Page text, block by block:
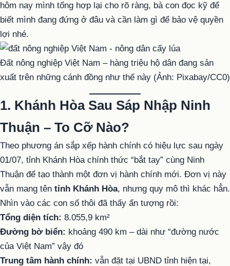
hôm nay mình tổng hợp lại cho rõ ràng, bà con đọc kỹ để
biết mình đang đứng ở đâu và cần làm gì để bảo vệ quyền
lợi nhé.
Đất nông nghiệp Việt Nam – hàng triệu hộ dân đang sản
xuất trên những cánh đồng như thế này (Ảnh: Pixabay/CC0)
1. Khánh Hòa Sau Sáp Nhập Ninh
Thuận – To Cỡ Nào?
Theo phương án sắp xếp hành chính có hiệu lực sau ngày
01/07, tỉnh Khánh Hòa chính thức “bắt tay” cùng Ninh
Thuận để tạo thành một đơn vị hành chính mới. Đơn vị này
vẫn mang tên tỉnh Khánh Hòa, nhưng quy mô thì khác hẳn.
Nhìn vào các con số thôi đã thấy ấn tượng rồi:
Tổng diện tích: 8.055,9 km²
Đường bờ biển: khoảng 490 km – dài như “đường nước
của Việt Nam” vậy đó
Trung tâm hành chính: vẫn đặt tại UBND tỉnh hiện tại,